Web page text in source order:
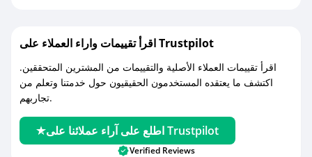
اقرأ تقييمات واراء العملاء على Trustpilot
اقرأ تقييمات العملاء الأصلية والتقييمات من المشترين المتحققين.
اكتشف ما يعتقده المستخدمون الحقيقيون حول خدمتنا وتعلم من
تجاربهم.
اطلع على آراء عملائنا على Trustpilot
Verified Reviews